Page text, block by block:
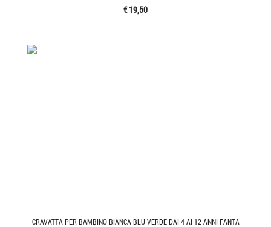
€ 19,50
CRAVATTA PER BAMBINO BIANCA BLU VERDE DAI 4 AI 12 ANNI FANTA